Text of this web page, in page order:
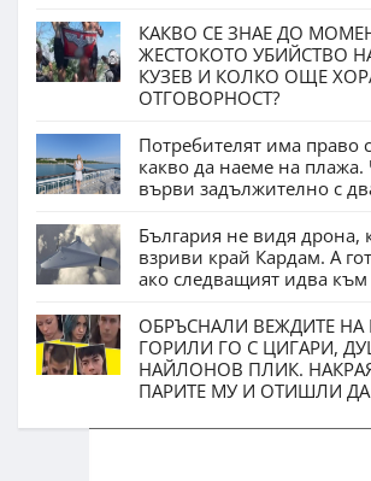
КАКВО СЕ ЗНАЕ ДО
ЖЕСТОКОТО УБИЙСТВО
КУЗЕВ И КОЛКО ОЩЕ
ОТГОВОРНОСТ?
Потребителят има право
какво да наеме на
върви задължително с
България не видя дрона,
взриви край Кардам. А
ако следващият идва към
ОБРЪСНАЛИ ВЕЖДИТЕ НА
ГОРИЛИ ГО С ЦИГАРИ,
НАЙЛОНОВ ПЛИК.
ПАРИТЕ МУ И ОТИШЛИ